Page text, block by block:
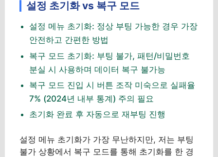
설정 초기화 vs 복구 모드
설정 메뉴 초기화: 정상 부팅 가능한 경우 가장
안전하고 간편한 방법
복구 모드 초기화: 부팅 불가, 패턴/비밀번호
분실 시 사용하며 데이터 복구 불가능
복구 모드 진입 시 버튼 조작 미숙으로 실패율
7% (2024년 내부 통계) 주의 필요
초기화 완료 후 자동으로 재부팅 진행
설정 메뉴 초기화가 가장 무난하지만, 저는 부팅
불가 상황에서 복구 모드를 통해 초기화를 한 경